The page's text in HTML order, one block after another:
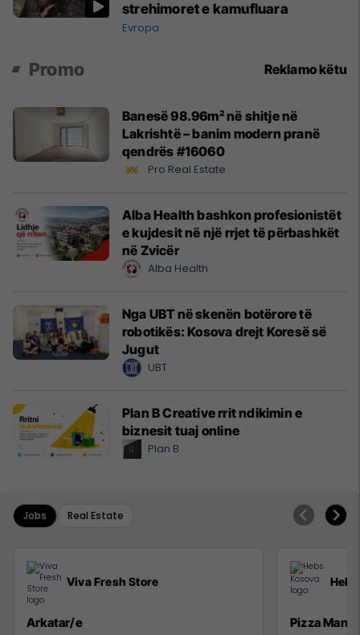
strehimoret e kamufluara
Evropa
Promo Reklamo këtu
Banesë 98.96m² në shitje në
Lakrishtë – banim modern pranë
qendrës #16060
Pro Real Estate
Alba Health bashkon profesionistët
e kujdesit në një rrjet të përbashkët
në Zvicër
Alba Health
Nga UBT në skenën botërore të
robotikës: Kosova drejt Koresë së
Jugut
UBT
Plan B Creative rrit ndikimin e
biznesit tuaj online
Plan B
Jobs Real Estate
Viva Fresh Store
Arkatar/e Pizza Man